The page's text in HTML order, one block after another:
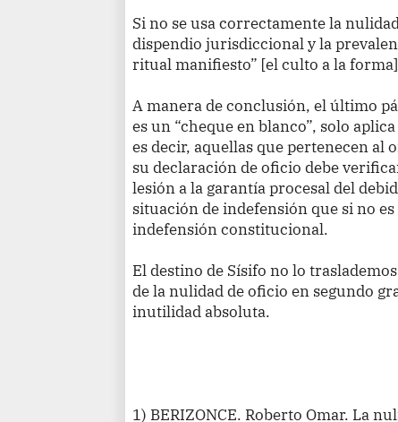
Si no se usa correctamente la
dispendio jurisdiccional y la
ritual manifiesto” [el culto a la
A manera de conclusión, el último
es un “cheque en blanco”, solo
es decir, aquellas que pertenecen
su declaración de oficio debe
lesión a la garantía procesal del
situación de indefensión que si no
indefensión constitucional.
El destino de Sísifo no lo
de la nulidad de oficio en segundo
inutilidad absoluta.
1) BERIZONCE. Roberto Omar. La